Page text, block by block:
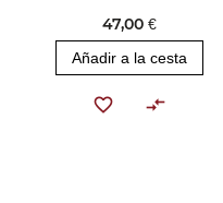
47,00 €
Añadir a la cesta